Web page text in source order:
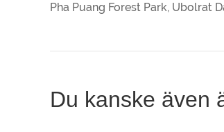
Pha Puang Forest Park, Ubolrat
Du kanske även